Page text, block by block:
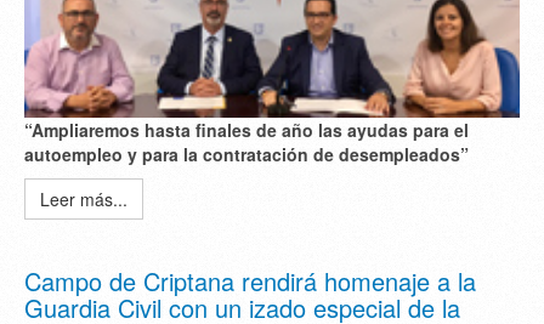
“Ampliaremos hasta finales de año las ayudas para el
autoempleo y para la contratación de desempleados”
Leer más...
Campo de Criptana rendirá homenaje a la
Guardia Civil con un izado especial de la